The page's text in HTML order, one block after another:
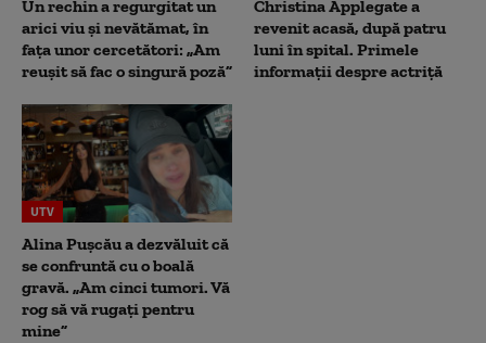
Un rechin a regurgitat un
arici viu și nevătămat, în
fața unor cercetători: „Am
reușit să fac o singură poză”
Christina Applegate a
revenit acasă, după patru
luni în spital. Primele
informații despre actriță
UTV
Alina Pușcău a dezvăluit că
se confruntă cu o boală
gravă. „Am cinci tumori. Vă
rog să vă rugați pentru
mine”